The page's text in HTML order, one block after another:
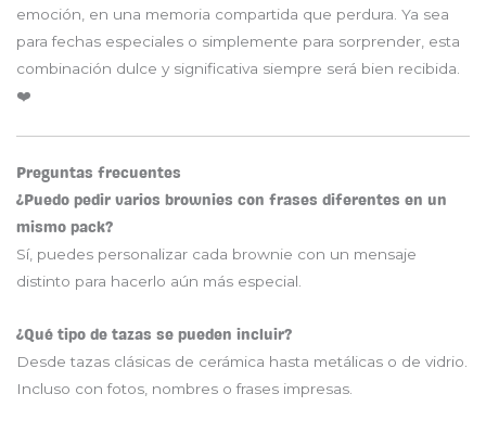
emoción, en una memoria compartida que perdura. Ya sea
para fechas especiales o simplemente para sorprender, esta
combinación dulce y significativa siempre será bien recibida.
❤️
Preguntas frecuentes
¿Puedo pedir varios brownies con frases diferentes en un
mismo pack?
Sí, puedes personalizar cada brownie con un mensaje
distinto para hacerlo aún más especial.
¿Qué tipo de tazas se pueden incluir?
Desde tazas clásicas de cerámica hasta metálicas o de vidrio.
Incluso con fotos, nombres o frases impresas.